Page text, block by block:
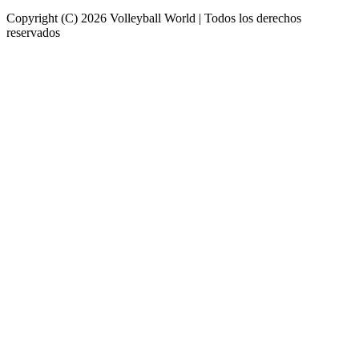
Copyright (C) 2026 Volleyball World | Todos los derechos
reservados